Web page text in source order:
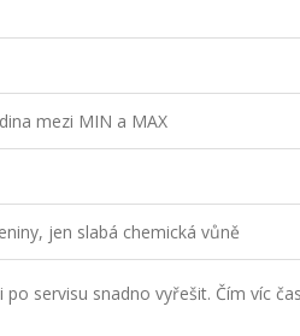
mezi MIN a MAX
jen slabá chemická vůně
servisu snadno vyřešit. Čím víc